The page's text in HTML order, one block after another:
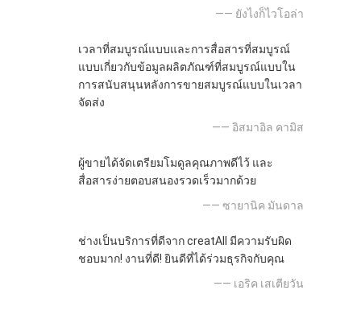
—— ยังไงก็ไวโอล่า
เวลาที่สมบูรณ์แบบและการสื่อสารที่สมบูรณ์
แบบเกี่ยวกับข้อมูลผลิตภัณฑ์ที่สมบูรณ์แบบใน
การสนับสนุนหลังการขายสมบูรณ์แบบในเวลา
จัดส่ง
—— อิสมาอิล คามิส
ผู้ขายได้จัดเตรียมโมดูลคุณภาพดีไว้ และ
สื่อสารง่ายตอบสนองรวดเร็วมากด้วย
—— ซายานิค มันดาล
ช่างเป็นบริการที่ดีจาก creatAll มีความรับผิด
ชอบมาก! งานที่ดี! ยินดีที่ได้ร่วมธุรกิจกับคุณ
—— เอริค เสเตียวัน